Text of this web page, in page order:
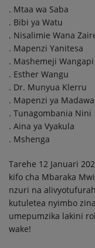
. Mtaa wa Saba
. Bibi ya Watu
. Nisalimie Wana
. Mapenzi Yanitesa
. Mashemeji Wangapi
. Esther Wangu
. Dr. Munyua Klerru
. Mapenzi ya Madawa
. Tunagombania Nini
. Aina ya Vyakula
. Mshenga
Tarehe 12 Januari
kifo cha Mbaraka
nzuri na
kutuletea nyimbo
umepumzika lakini
wake!